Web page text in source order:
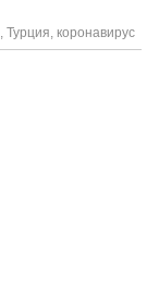
, Турция, коронавирус